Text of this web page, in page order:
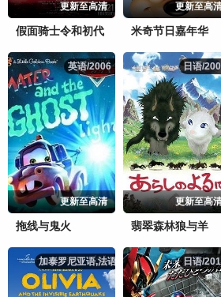
更新至高清
假面骑士令和初代
更新至高
米奇节日嘉年华
英语/2006
英语/2006
更新至高清
拖线与鬼火
日语/
日语/
更新至高
翡翠森林狼与羊
加泰罗尼亚语,法语,/2025
加泰罗尼亚语,法语,/2025 日语/
日语/